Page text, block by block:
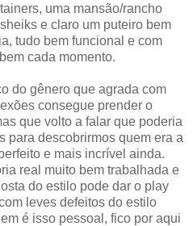
uma mansão/rancho
e claro um puteiro bem
tudo bem funcional e com
cada momento.
do gênero que agrada com
consegue prender o
que volto a falar que poderia
para descobrirmos quem era a
e mais incrível ainda.
real muito bem trabalhada e
do estilo pode dar o play
leves defeitos do estilo
é isso pessoal, fico por aqui